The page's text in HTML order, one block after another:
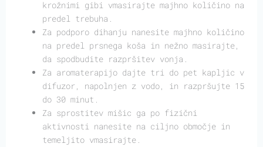
krožnimi gibi vmasirajte majhno količino na
predel trebuha.
Za podporo dihanju nanesite majhno količino
na predel prsnega koša in nežno masirajte,
da spodbudite razpršitev vonja.
Za aromaterapijo dajte tri do pet kapljic v
difuzor, napolnjen z vodo, in razpršujte 15
do 30 minut.
Za sprostitev mišic ga po fizični
aktivnosti nanesite na ciljno območje in
temeljito vmasirajte.